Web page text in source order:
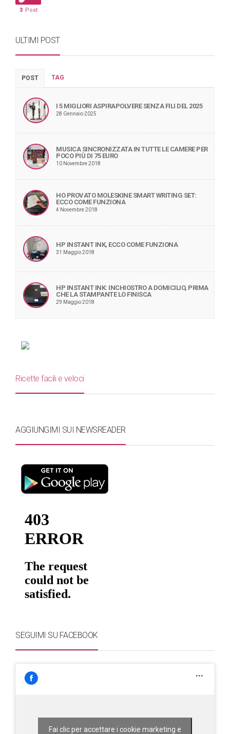
3 Post
ULTIMI POST
POST TAG
I 5 MIGLIORI ASPIRAPOLVERE SENZA FILI DEL 2025
28 Gennaio 2025
MUSICA SINCRONIZZATA IN TUTTE LE CAMERE PER
POCO PIÙ DI 75 EURO
10 Novembre 2018
HO PROVATO MOLESKINE SMART WRITING SET:
ECCO COME FUNZIONA
4 Novembre 2018
HP INSTANT INK, ECCO COME FUNZIONA
31 Maggio 2018
HP INSTANT INK: INCHIOSTRO A DOMICILIO, PRIMA
CHE LA STAMPANTE LO FINISCA
29 Maggio 2018
Ricette facili e veloci
AGGIUNGIMI SUI NEWSREADER
SEGUIMI SU FACEBOOK
Fai clic per accettare i cookie marketing e